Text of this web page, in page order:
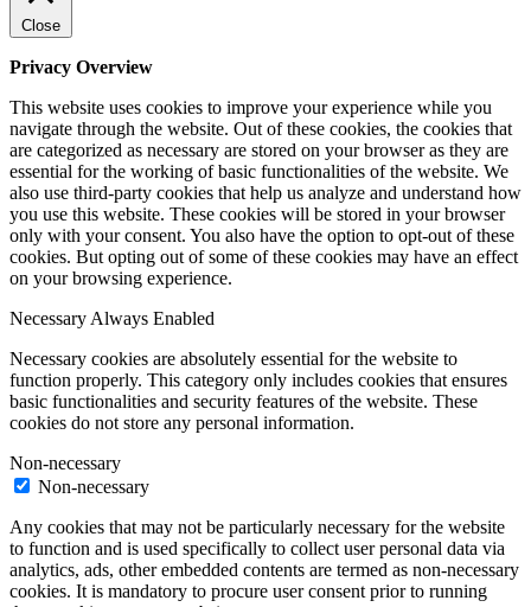
Close
Privacy Overview
This website uses cookies to improve your experience while you
navigate through the website. Out of these cookies, the cookies that
are categorized as necessary are stored on your browser as they are
essential for the working of basic functionalities of the website. We
also use third-party cookies that help us analyze and understand how
you use this website. These cookies will be stored in your browser
only with your consent. You also have the option to opt-out of these
cookies. But opting out of some of these cookies may have an effect
on your browsing experience.
Necessary Always Enabled
Necessary cookies are absolutely essential for the website to
function properly. This category only includes cookies that ensures
basic functionalities and security features of the website. These
cookies do not store any personal information.
Non-necessary
Non-necessary
Any cookies that may not be particularly necessary for the website
to function and is used specifically to collect user personal data via
analytics, ads, other embedded contents are termed as non-necessary
cookies. It is mandatory to procure user consent prior to running